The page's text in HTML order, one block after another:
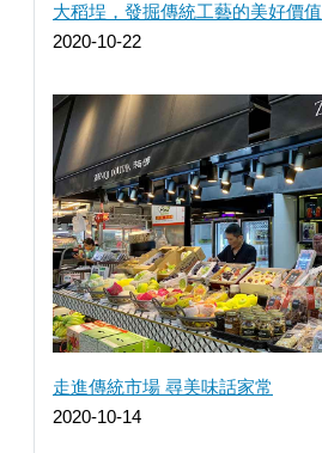
大稻埕，發掘傳統工藝的美好價值
2020-10-22
走進傳統市場 尋美味話家常
2020-10-14